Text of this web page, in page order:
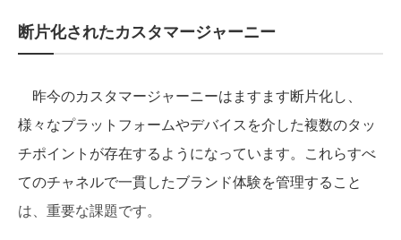
断片化されたカスタマージャーニー
昨今のカスタマージャーニーはますます断片化し、
様々なプラットフォームやデバイスを介した複数のタッ
チポイントが存在するようになっています。これらすべ
てのチャネルで一貫したブランド体験を管理すること
は、重要な課題です。